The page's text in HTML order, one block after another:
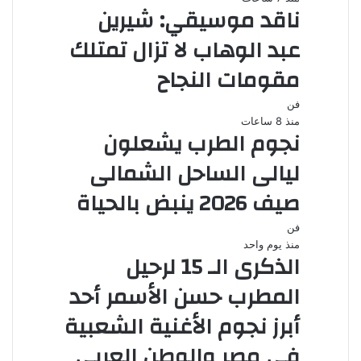
ناقد موسيقي: شيرين
عبد الوهاب لا تزال تمتلك
مقومات النجاح
فن
منذ 8 ساعات
نجوم الطرب يشعلون
ليالى الساحل الشمالى
صيف 2026 ينبض بالحياة
فن
منذ يوم واحد
الذكرى الـ 15 لرحيل
المطرب حسن الأسمر أحد
أبرز نجوم الأغنية الشعبية